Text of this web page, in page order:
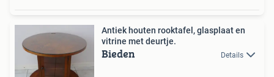
Antiek houten rooktafel, glasplaat en
vitrine met deurtje.
Bieden Details